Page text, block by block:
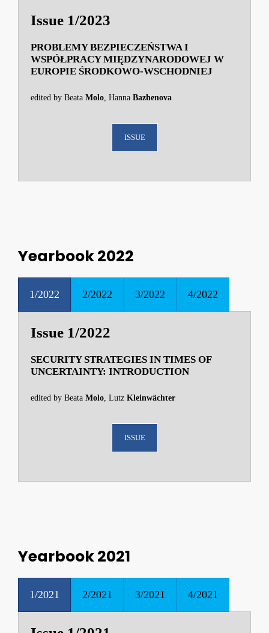
Issue 1/2023
PROBLEMY BEZPIECZEŃSTWA I
WSPÓŁPRACY MIĘDZYNARODOWEJ W
EUROPIE ŚRODKOWO-WSCHODNIEJ
edited by Beata Molo, Hanna Bazhenova
ISSUE
Yearbook 2022
1/2022 2/2022 3/2022 4/2022
Issue 1/2022
SECURITY STRATEGIES IN TIMES OF
UNCERTAINTY: INTRODUCTION
edited by Beata Molo, Lutz Kleinwächter
ISSUE
Yearbook 2021
1/2021 2/2021 3/2021 4/2021